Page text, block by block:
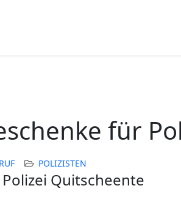
für
POLIZISTEN
Polizei Quitscheente